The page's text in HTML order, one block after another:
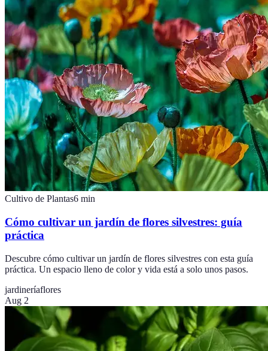
Cultivo de Plantas6 min
Cómo cultivar un jardín de flores silvestres: guía
práctica
Descubre cómo cultivar un jardín de flores silvestres con esta guía
práctica. Un espacio lleno de color y vida está a solo unos pasos.
jardineríaflores
Aug 2